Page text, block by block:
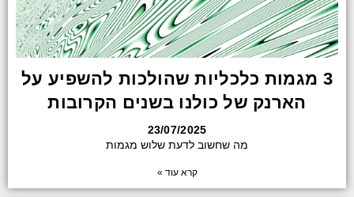
3 מגמות כלכליות שהולכות להשפיע על
הארנק של כולנו בשנים הקרובות
23/07/2025
מה שחשוב לדעת שלוש מגמות
קרא עוד »